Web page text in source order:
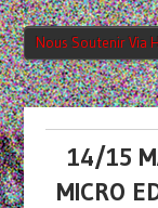
Nous Soutenir Via
14/15
MICRO